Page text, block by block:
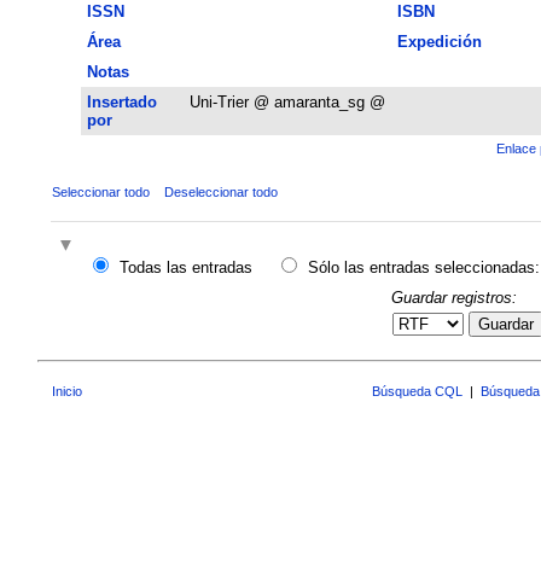
ISSN
ISBN
Área
Expedición
Notas
Insertado
por
Uni-Trier @ amaranta_sg @
Enlace
Seleccionar todo Deseleccionar todo
Todas las entradas
Sólo las entradas seleccionadas:
Guardar registros:
Guardar
Inicio Búsqueda CQL